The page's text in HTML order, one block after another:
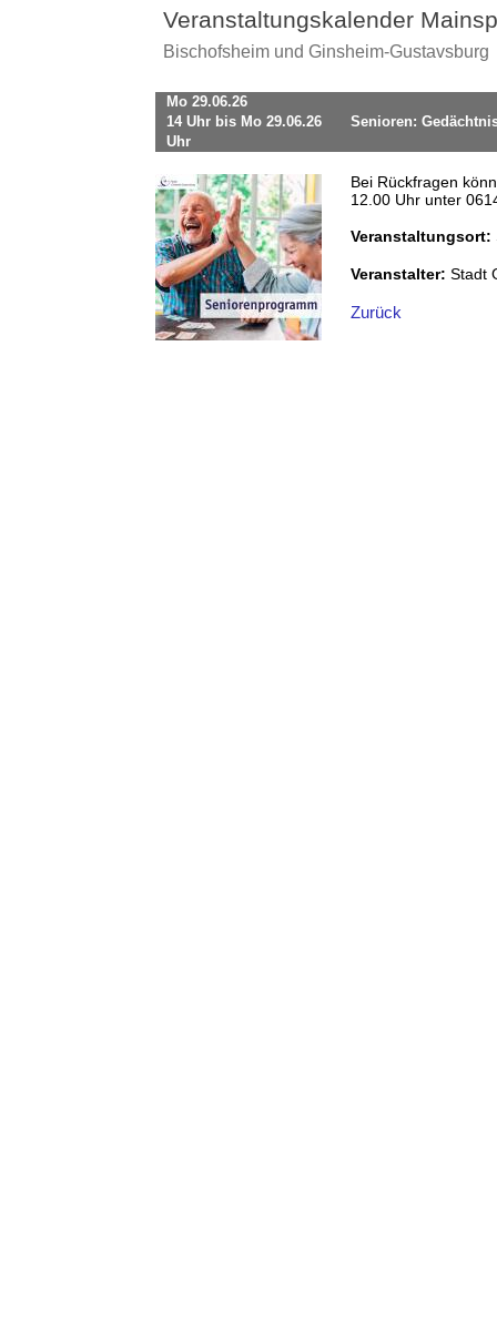
Veranstaltungskalender
Bischofsheim und Ginsheim-Gustavsburg
Mo 29.06.26
14 Uhr bis Mo 29.06.26
Uhr
Senioren:
Bei Rückfragen
12.00 Uhr unter
Veranstaltungsort:
Veranstalter: Stadt
Zurück